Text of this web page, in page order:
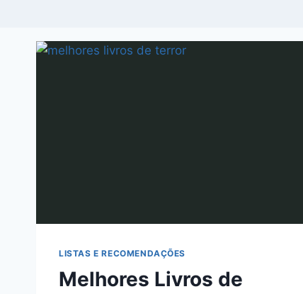
LISTAS E RECOMENDAÇÕES
Melhores Livros de